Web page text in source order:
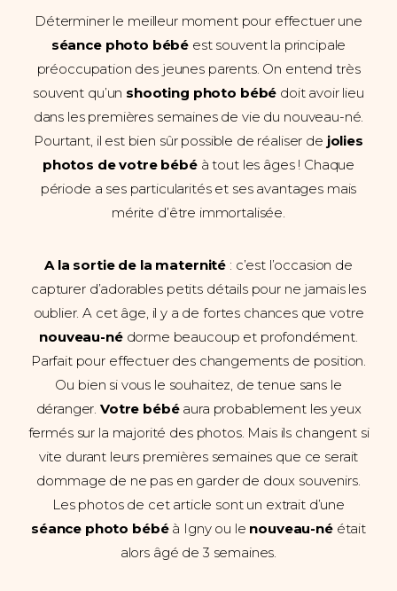
Déterminer le meilleur moment pour effectuer une
séance photo bébé est souvent la principale
préoccupation des jeunes parents. On entend très
souvent qu’un shooting photo bébé doit avoir lieu
dans les premières semaines de vie du nouveau-né.
Pourtant, il est bien sûr possible de réaliser de jolies
photos de votre bébéà tout les âges ! Chaque
période a ses particularités et ses avantages mais
mérite d’être immortalisée.
A la sortie de la maternité : c’est l’occasion de
capturer d’adorables petits détails pour ne jamais les
oublier. A cet âge, il y a de fortes chances que votre
nouveau-né dorme beaucoup et profondément.
Parfait pour effectuer des changements de position.
Ou bien si vous le souhaitez, de tenue sans le
déranger.Votre bébéaura probablement les yeux
fermés sur la majorité des photos. Mais ils changent si
vite durant leurs premières semaines que ce serait
dommage de ne pas en garder de doux souvenirs.
Les photos de cet article sont un extrait d’une
séance photo bébé à Igny ou le nouveau-néétait
alors âgé de 3 semaines.